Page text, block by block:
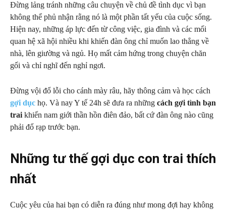
Đừng lảng tránh những câu chuyện về chủ đề tình dục vì bạn
không thể phủ nhận rằng nó là một phần tất yếu của cuộc sống.
Hiện nay, những áp lực đến từ công việc, gia đình và các mối
quan hệ xã hội nhiều khi khiến đàn ông chỉ muốn lao thẳng về
nhà, lên giường và ngủ. Họ mất cảm hứng trong chuyện chăn
gối và chỉ nghĩ đến nghỉ ngơi.
Đừng vội đổ lỗi cho cánh mày râu, hãy thông cảm và học cách
gợi dục họ. Và nay Y tế 24h sẽ đưa ra những cách gợi tình bạn
trai khiến nam giới thần hồn điên đảo, bất cứ đàn ông nào cũng
phải đổ rạp trước bạn.
Những tư thế gợi dục con trai thích
nhất
Cuộc yêu của hai bạn có diễn ra đúng như mong đợi hay không